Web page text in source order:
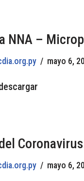
NNA –
mayo 6,
mayo 6,